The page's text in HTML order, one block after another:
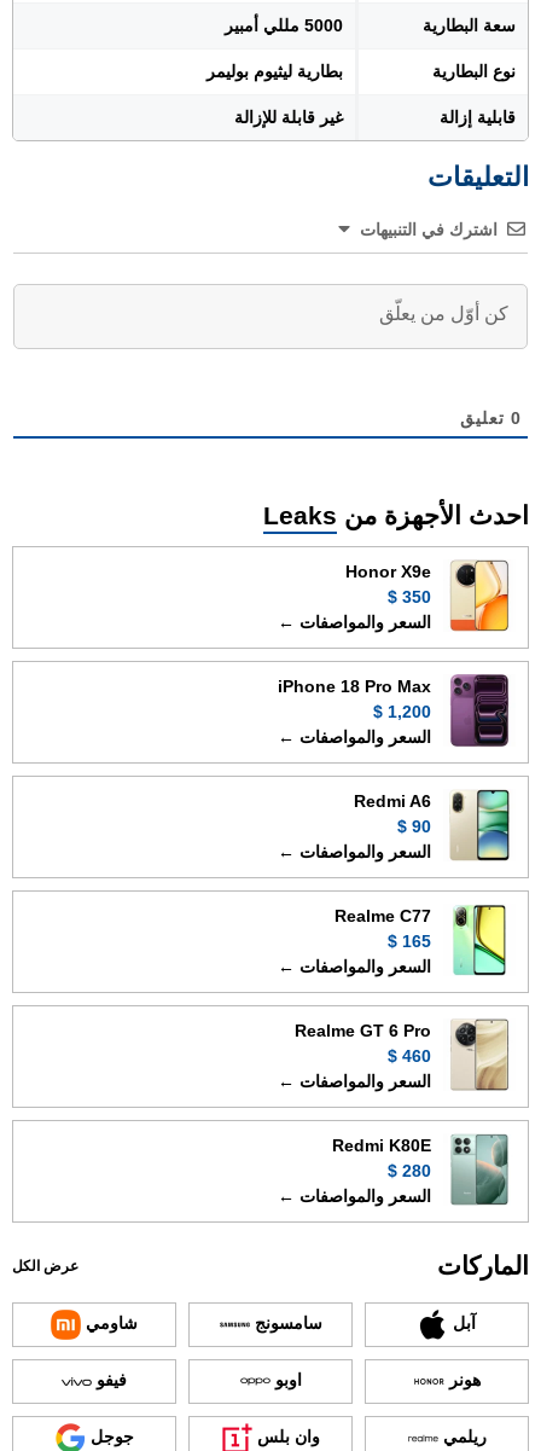
سعة البطارية 5000 مللي أمبير
نوع البطارية بطارية ليثيوم بوليمر
قابلية إزالة غير قابلة للإزالة
التعليقات
اشترك في التنبيهات
0 تعليق
احدث الأجهزة من Leaks
Honor X9e
350 $
السعر والمواصفات ←
iPhone 18 Pro Max
1,200 $
السعر والمواصفات ←
Redmi A6
90 $
السعر والمواصفات ←
Realme C77
165 $
السعر والمواصفات ←
Realme GT 6 Pro
460 $
السعر والمواصفات ←
Redmi K80E
280 $
السعر والمواصفات ←
الماركات عرض الكل
آبل سامسونج شاومي
هونر اوبو فيفو
ريلمي وان بلس جوجل